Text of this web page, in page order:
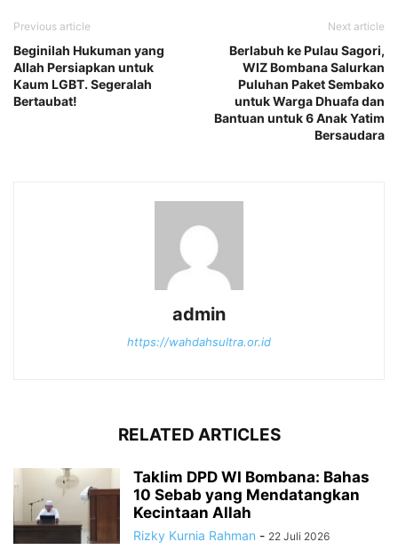
Previous article
Beginilah Hukuman yang
Allah Persiapkan untuk
Kaum LGBT. Segeralah
Bertaubat!
Next article
Berlabuh ke Pulau Sagori,
WIZ Bombana Salurkan
Puluhan Paket Sembako
untuk Warga Dhuafa dan
Bantuan untuk 6 Anak Yatim
Bersaudara
admin
https://wahdahsultra.or.id
RELATED ARTICLES
Taklim DPD WI Bombana: Bahas
10 Sebab yang Mendatangkan
Kecintaan Allah
Rizky Kurnia Rahman - 22 Juli 2026